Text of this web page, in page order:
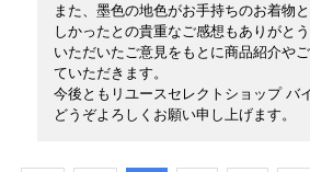
また、墨色の地色がお手持ちのお着物
しかったとの貴重なご感想もありがとう
いただいたご意見をもとに商品紹介や
ていただきます。
今後ともリユースセレクトショップ バ
どうぞよろしくお願い申し上げます。